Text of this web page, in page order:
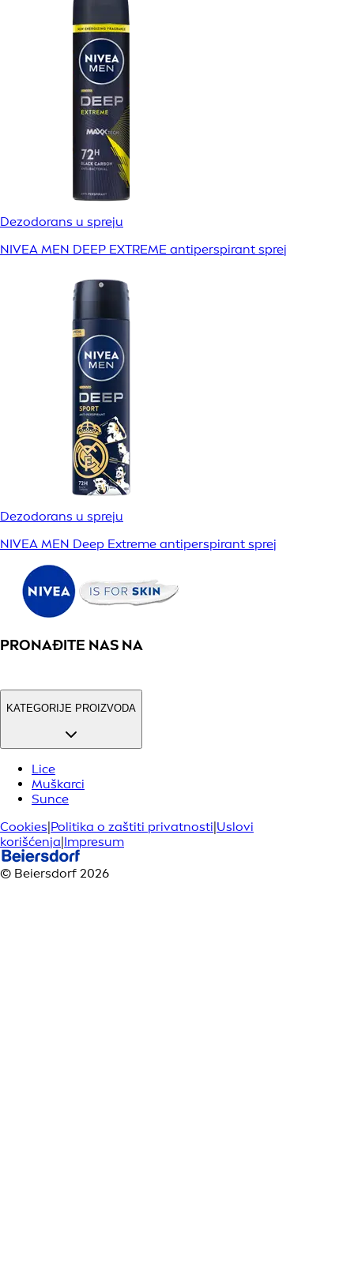
Dezodorans u spreju
NIVEA MEN DEEP EXTREME antiperspirant sprej
Dezodorans u spreju
NIVEA MEN Deep Extreme antiperspirant sprej
PRONAĐITE NAS NA
KATEGORIJE PROIZVODA
Lice
Muškarci
Sunce
Cookies|Politika o zaštiti privatnosti|Uslovi
korišćenja|Impresum
© Beiersdorf 2026